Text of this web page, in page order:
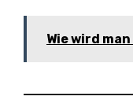
Wie wird